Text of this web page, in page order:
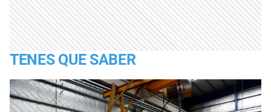
TENES QUE SABER